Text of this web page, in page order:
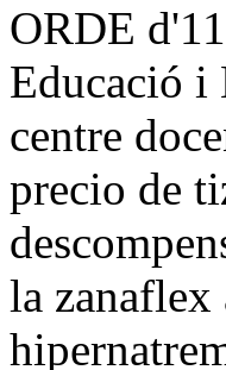
ORDE
Educació i
centre
precio de
la zanaflex